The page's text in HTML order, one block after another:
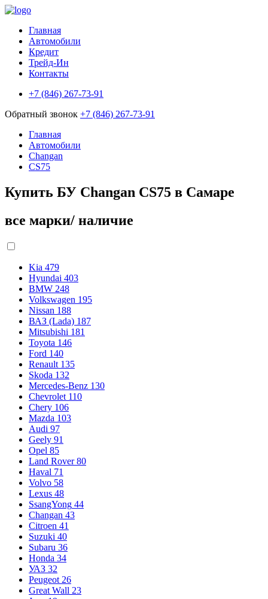
Главная
Автомобили
Кредит
Трейд-Ин
Контакты
+7 (846) 267-73-91
Обратный звонок +7 (846) 267-73-91
Главная
Автомобили
Changan
CS75
Купить БУ Changan CS75 в Самаре
все марки/ наличие
Kia 479
Hyundai 403
BMW 248
Volkswagen 195
Nissan 188
ВАЗ (Lada) 187
Mitsubishi 181
Toyota 146
Ford 140
Renault 135
Skoda 132
Mercedes-Benz 130
Chevrolet 110
Chery 106
Mazda 103
Audi 97
Geely 91
Opel 85
Land Rover 80
Haval 71
Volvo 58
Lexus 48
SsangYong 44
Changan 43
Citroen 41
Suzuki 40
Subaru 36
Honda 34
УАЗ 32
Peugeot 26
Great Wall 23